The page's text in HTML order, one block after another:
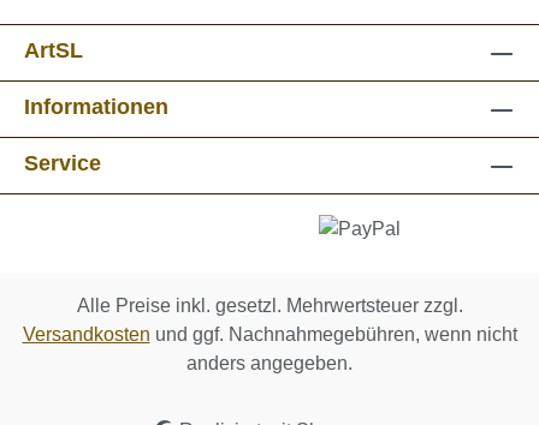
ArtSL
Informationen
Service
Alle Preise inkl. gesetzl. Mehrwertsteuer zzgl.
Versandkosten und ggf. Nachnahmegebühren, wenn nicht
anders angegeben.